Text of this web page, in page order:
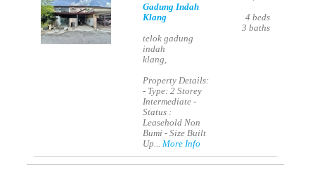
Gadung Indah
Klang
telok gadung
indah
klang,
Property Details:
- Type: 2 Storey
Intermediate -
Status :
Leasehold Non
Bumi - Size Built
Up...More Info
4 beds
3 baths